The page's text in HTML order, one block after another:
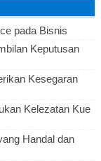
pada Bisnis
Keputusan
Kesegaran
Kelezatan Kue
Handal dan